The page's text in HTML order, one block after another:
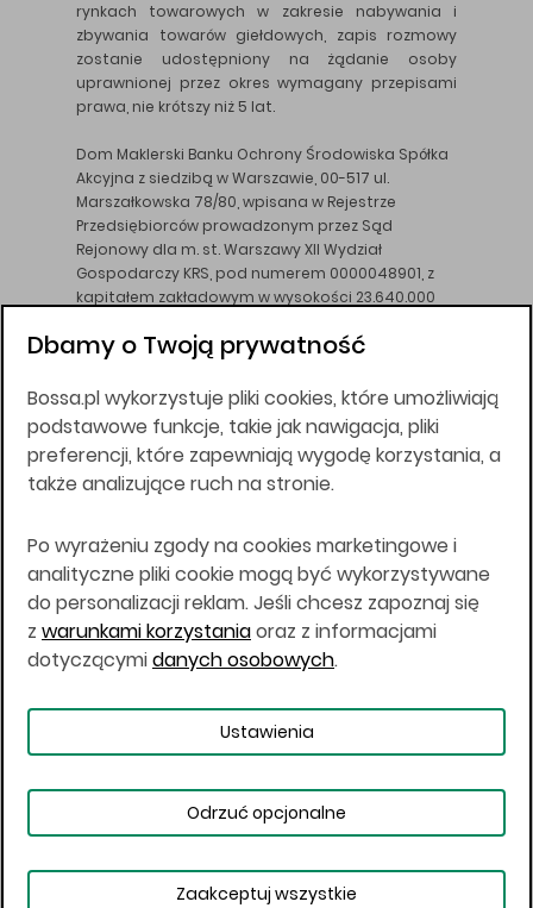
rynkach towarowych w zakresie nabywania i
zbywania towarów giełdowych, zapis rozmowy
zostanie udostępniony na żądanie osoby
uprawnionej przez okres wymagany przepisami
prawa, nie krótszy niż 5 lat.
Dom Maklerski Banku Ochrony Środowiska Spółka
Akcyjna z siedzibą w Warszawie, 00-517 ul.
Marszałkowska 78/80, wpisana w Rejestrze
Przedsiębiorców prowadzonym przez Sąd
Rejonowy dla m. st. Warszawy XII Wydział
Gospodarczy KRS, pod numerem 0000048901, z
kapitałem zakładowym w wysokości 23.640.000
DM BOŚ działa na podstawie zezwolenia KNF z dnia
Wszelkie informacje na niniejszej stronie w tym
informacje o produktach inwestycyjnych nie są
kierowane do osób mających miejsce
zamieszkania lub pobytu w Stanach
Japonii, ani w dowolnej innej jurysdykcji, w której
taki materiał byłby sprzeczny z prawem lub w
których zgodne z prawem nabycie produktów
inwestycyjnych nie jest możliwe lub w której nie
jest możliwe złożenie oferty. Prawa obowiązujące
w danej jurysdykcji określają, czy jest możliwe
nabycie poszczególnych produktów
Copyright © 2026 BOŚ | BOSSA.PL
Warunki korzystania
Dane osobowe
Dbamy o Twoją prywatność
Bossa.pl wykorzystuje pliki cookies, które umożliwiają
podstawowe funkcje, takie jak nawigacja, pliki
preferencji, które zapewniają wygodę korzystania, a
także analizujące ruch na stronie.
Po wyrażeniu zgody na cookies marketingowe i
analityczne pliki cookie mogą być wykorzystywane
do personalizacji reklam. Jeśli chcesz zapoznaj się
z warunkami korzystaniaoraz z informacjami
dotyczącymidanych osobowych.
Ustawienia
Odrzuć opcjonalne
Zaakceptuj wszystkie